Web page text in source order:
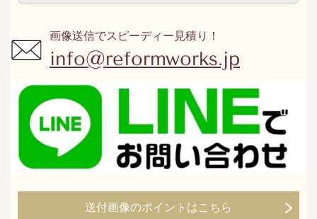
画像送信でスピーディー見積り！
info@reformworks.jp
送付画像のポイントはこちら